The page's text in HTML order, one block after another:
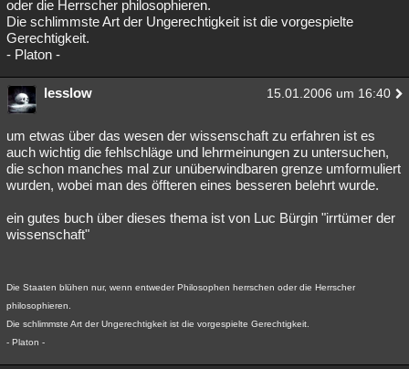
oder die Herrscher philosophieren.
Die schlimmste Art der Ungerechtigkeit ist die vorgespielte
Gerechtigkeit.
- Platon -
lesslow 15.01.2006 um 16:40
um etwas über das wesen der wissenschaft zu erfahren ist es
auch wichtig die fehlschläge und lehrmeinungen zu untersuchen,
die schon manches mal zur unüberwindbaren grenze umformuliert
wurden, wobei man des öffteren eines besseren belehrt wurde.
ein gutes buch über dieses thema ist von Luc Bürgin "irrtümer der
wissenschaft"
Die Staaten blühen nur, wenn entweder Philosophen herrschen oder die Herrscher
philosophieren.
Die schlimmste Art der Ungerechtigkeit ist die vorgespielte Gerechtigkeit.
- Platon -